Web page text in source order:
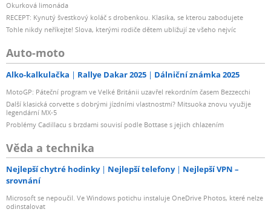
Okurková limonáda
RECEPT: Kynutý švestkový koláč s drobenkou. Klasika, se kterou zabodujete
Tohle nikdy neříkejte! Slova, kterými rodiče dětem ubližují ze všeho nejvíc
Auto-moto
Alko-kalkulačka Rallye Dakar 2025 Dálniční známka 2025
MotoGP: Páteční program ve Velké Británii uzavřel rekordním časem Bezzecchi
Další klasická corvette s dobrými jízdními vlastnostmi? Mitsuoka znovu využije
legendární MX-5
Problémy Cadillacu s brzdami souvisí podle Bottase s jejich chlazením
Věda a technika
Nejlepší chytré hodinky Nejlepší telefony
Nejlepší VPN –
srovnání
Microsoft se nepoučil. Ve Windows potichu instaluje OneDrive Photos, které nelze
odinstalovat